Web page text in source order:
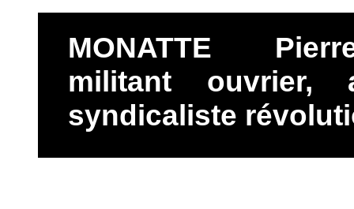
MONATTE
militant ouvrier,
syndicaliste